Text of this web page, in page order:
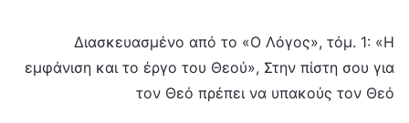
Διασκευασμένο από το «Ο Λόγος», τόμ. 1: «Η
εμφάνιση και το έργο του Θεού», Στην πίστη σου για
τον Θεό πρέπει να υπακούς τον Θεό